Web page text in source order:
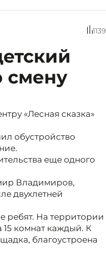
1139
смену
«Лесная сказка»
обустройство
еще одного
Владимиров,
двухлетней
ребят. На территории
15 комнат каждый. К
благоустроена